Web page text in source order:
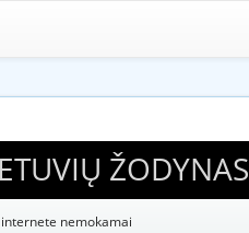
ŽODYNAS
nemokamai